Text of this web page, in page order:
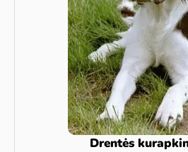
Drentės